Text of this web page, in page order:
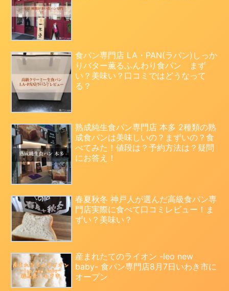
食パン専門店 LA・PAN(ラパン)しっか
りバター薫るふんわり食パン まず
い？美味い？口コミではどうなって
る？
熟成純生食パン専門店 本多 2種類の熟
成食パンは美味しいの？まずいの？食
べてみた！値段は？予約方法は？疑問
にお答え！
春夏秋冬 神戸人が選んだ高級食パン専
門店実際に食べて口コミレビュー！ま
ずい？美味い？
産まれたてのライオン -leo new
baby- 食パン専門店8月7日いわき市に
オープン